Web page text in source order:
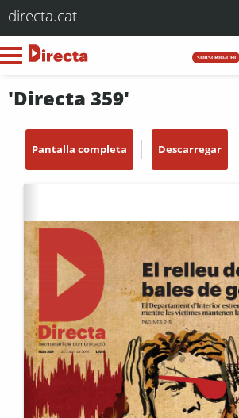
directa.cat
SUBSCRIU-T'HI
'Directa 359'
Pantalla completa Descarregar